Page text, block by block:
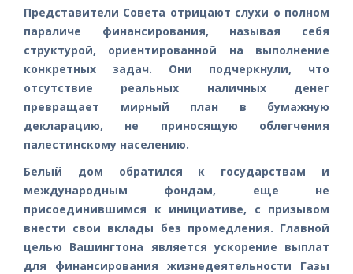
Представители Совета отрицают слухи о полном
параличе финансирования, называя себя
структурой, ориентированной на выполнение
конкретных задач. Они подчеркнули, что
отсутствие реальных наличных денег
превращает мирный план в бумажную
декларацию, не приносящую облегчения
палестинскому населению.
Белый дом обратился к государствам и
международным фондам, еще не
присоединившимся к инициативе, с призывом
внести свои вклады без промедления. Главной
целью Вашингтона является ускорение выплат
для финансирования жизнедеятельности Газы